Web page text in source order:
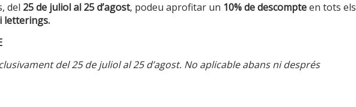
i
Condicions de compra
Política de privacitat
del 25 de juliol al 25 d’agost, podeu aprofitar un 10% de descompteen tots els
letterings.
del 25 de juliol al 25 d’agost. No aplicable abans ni després